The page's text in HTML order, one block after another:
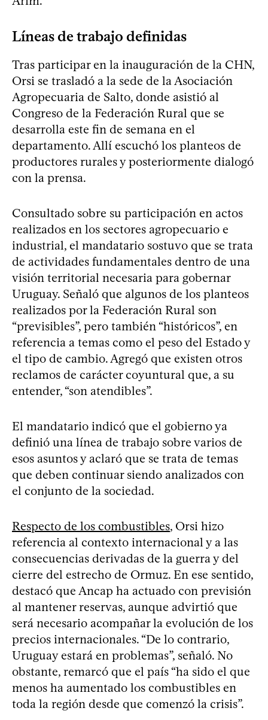
Líneas de trabajo definidas
Tras participar en la inauguración de la CHN,
Orsi se trasladó a la sede de la Asociación
Agropecuaria de Salto, donde asistió al
Congreso de la Federación Rural que se
desarrolla este fin de semana en el
departamento. Allí escuchó los planteos de
productores rurales y posteriormente dialogó
con la prensa.
Consultado sobre su participación en actos
realizados en los sectores agropecuario e
industrial, el mandatario sostuvo que se trata
de actividades fundamentales dentro de una
visión territorial necesaria para gobernar
Uruguay. Señaló que algunos de los planteos
realizados por la Federación Rural son
“previsibles”, pero también “históricos”, en
referencia a temas como el peso del Estado y
el tipo de cambio. Agregó que existen otros
reclamos de carácter coyuntural que, a su
entender, “son atendibles”.
El mandatario indicó que el gobierno ya
definió una línea de trabajo sobre varios de
esos asuntos y aclaró que se trata de temas
que deben continuar siendo analizados con
el conjunto de la sociedad.
Respecto de los combustibles, Orsi hizo
referencia al contexto internacional y a las
consecuencias derivadas de la guerra y del
cierre del estrecho de Ormuz. En ese sentido,
destacó que Ancap ha actuado con previsión
al mantener reservas, aunque advirtió que
será necesario acompañar la evolución de los
precios internacionales. “De lo contrario,
Uruguay estará en problemas”, señaló. No
obstante, remarcó que el país “ha sido el que
menos ha aumentado los combustibles en
toda la región desde que comenzó la crisis”.